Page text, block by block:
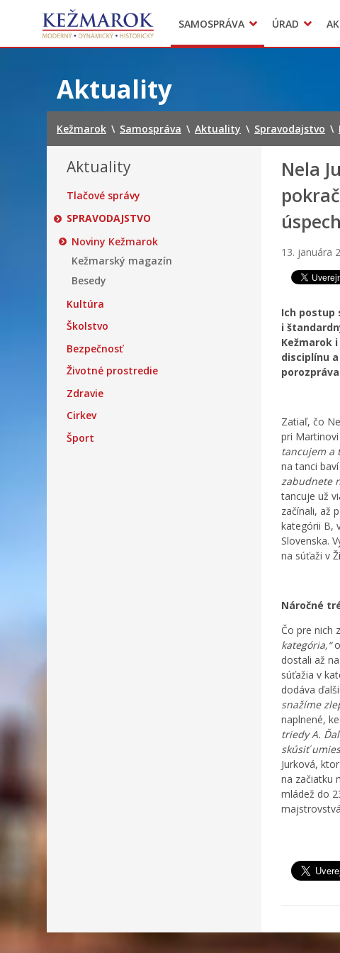
SAMOSPRÁVA
Mestská polícia
ÚRAD
Sekcie úradu
Aktuality
Kežmarok \ Samospráva \ Aktuality \ Spravodajstvo \
Aktuality
Tlačové správy
SPRAVODAJSTVO
Noviny Kežmarok
Kežmarský magazín
Besedy
Kultúra
Školstvo
Bezpečnosť
Životné prostredie
Zdravie
Cirkev
Šport
Nela
13. januára
Ich postup
i
Kežmarok
disciplínu
Zatiaľ, čo
pri
tancujem a
na tanci
zabudnete
tancuje už
začínali, až
kategórii B,
Slovenska.
na súťaži v
Náročné
Čo pre nich
kategória,“
dostali až
súťažia v
dodáva
snažíme
naplnené,
triedy A.
skúsiť
Jurková,
na začiatku
mládež do